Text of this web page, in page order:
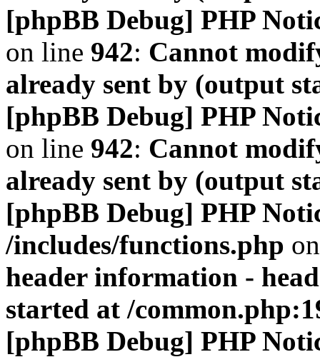
[phpBB Debug] PHP
on line 942: Cannot
already sent by (output
[phpBB Debug] PHP
on line 942: Cannot
already sent by (output
[phpBB Debug] PHP
/includes/functions.php
header information -
started at /
[phpBB Debug] PHP